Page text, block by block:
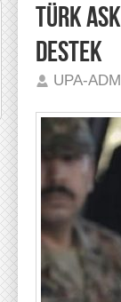
TÜRK
DESTEK
UPA-